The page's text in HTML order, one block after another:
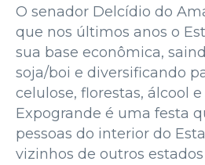
O senador Delcídio do
que nos últimos anos o
sua base econômica,
soja/boi e diversificando
celulose, florestas, álcool e
Expogrande é uma festa
pessoas do interior do
vizinhos de outros